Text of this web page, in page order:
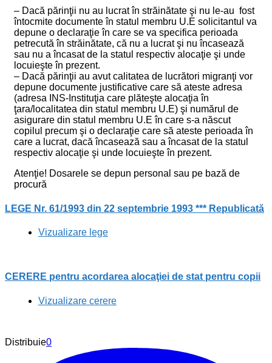
– Dacă părinţii nu au lucrat în străinătate şi nu le-au fost
întocmite documente în statul membru U.E solicitantul va
depune o declaraţie în care se va specifica perioada
petrecută în străinătate, că nu a lucrat şi nu încasează
sau nu a încasat de la statul respectiv alocaţie şi unde
locuieşte în prezent.
– Dacă părinţii au avut calitatea de lucrători migranţi vor
depune documente justificative care să ateste adresa
(adresa INS-Instituţia care plăteşte alocaţia în
ţara/localitatea din statul membru U.E) şi numărul de
asigurare din statul membru U.E în care s-a născut
copilul precum şi o declaraţie care să ateste perioada în
care a lucrat, dacă încasează sau a încasat de la statul
respectiv alocaţie şi unde locuieşte în prezent.
Atenţie! Dosarele se depun personal sau pe bază de
procură
LEGE Nr. 61/1993 din 22 septembrie 1993 *** Republicată
Vizualizare lege
CERERE pentru acordarea alocaţiei de stat pentru copii
Vizualizare cerere
Distribuie0